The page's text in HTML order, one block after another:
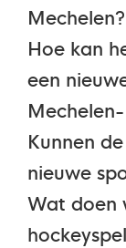
Mechelen?
Hoe kan
een
Kunnen
nieuwe
Wat doen